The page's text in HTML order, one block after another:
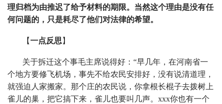
理归档为由推迟了给予材料的期限。当然这个理由是没有任
何问题的，只是耗尽了他们对法律的希望。
【一点反思 】
关于拆迁这个事毛主席说得好：“早几年，在河南省一
个地方要修飞机场，事先不给农民安排好，没有说清道理，
就强迫人家搬家。那个庄的农民说，你拿根长棍子去拨树上
雀儿的巢，把它搞下来，雀儿也要叫几声。xxx你也有一个